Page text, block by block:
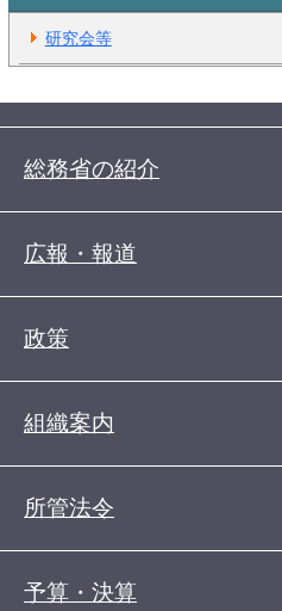
研究会等
総務省の紹介
広報・報道
政策
組織案内
所管法令
予算・決算